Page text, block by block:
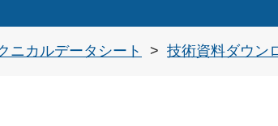
ニカルデータシート 技術資料ダウン